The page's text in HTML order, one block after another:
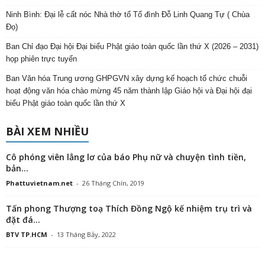
Ninh Bình: Đại lễ cất nóc Nhà thờ tổ Tổ đình Đỗ Linh Quang Tự ( Chùa
Đọ)
Ban Chỉ đạo Đại hội Đại biểu Phật giáo toàn quốc lần thứ X (2026 – 2031)
họp phiên trực tuyến
Ban Văn hóa Trung ương GHPGVN xây dựng kế hoạch tổ chức chuỗi
hoạt động văn hóa chào mừng 45 năm thành lập Giáo hội và Đại hội đại
biểu Phật giáo toàn quốc lần thứ X
BÀI XEM NHIỀU
Cô phóng viên lẳng lơ của báo Phụ nữ và chuyện tình tiền,
bản...
Phattuvietnam.net - 26 Tháng Chín, 2019
Tấn phong Thượng toạ Thích Đồng Ngộ kế nhiệm trụ trì và
đặt đá...
BTV TP.HCM - 13 Tháng Bảy, 2022